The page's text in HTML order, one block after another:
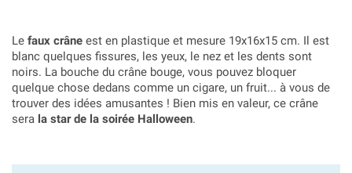
Le faux crâne est en plastique et mesure 19x16x15 cm. Il est
blanc quelques fissures, les yeux, le nez et les dents sont
noirs. La bouche du crâne bouge, vous pouvez bloquer
quelque chose dedans comme un cigare, un fruit... à vous de
trouver des idées amusantes ! Bien mis en valeur, ce crâne
sera la star de la soirée Halloween.